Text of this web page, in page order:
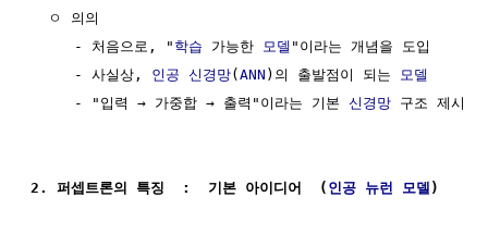
  ㅇ 의의
     - 처음으로, "
학습 가능한 모델 "이라는 개념을 도입
     - 사실상,
인공 신경망(ANN )의 출발점이 되는
모델
     - "입력 → 가중합 → 출력"이라는 기본
신경망 구조 제시
2. 퍼셉트론의 특징  :  기본 아이디어  ( 인공 뉴런 모델 )